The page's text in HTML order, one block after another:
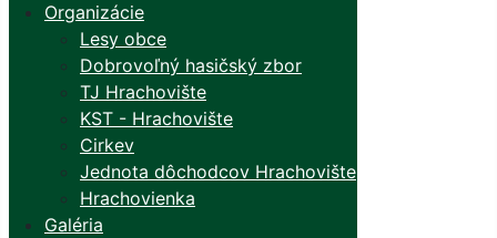
Organizácie
Lesy obce
Dobrovoľný hasičský zbor
TJ Hrachovište
KST - Hrachovište
Cirkev
Jednota dôchodcov Hrachovište
Hrachovienka
Galéria